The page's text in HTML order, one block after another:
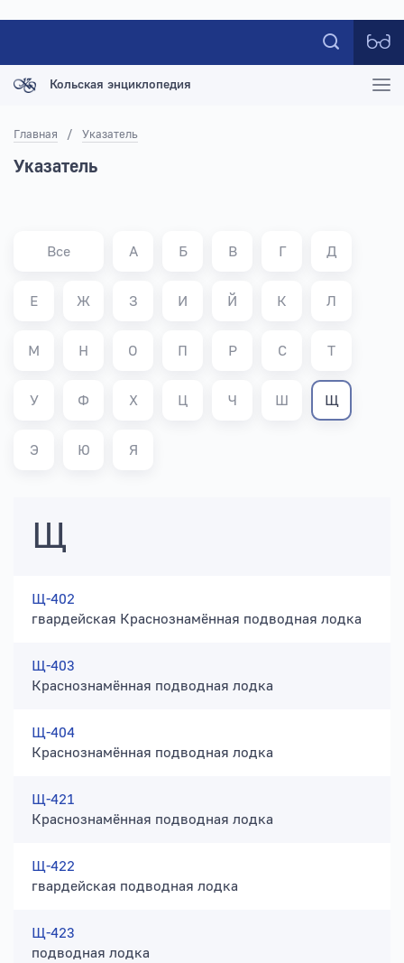
Кольская энциклопедия
Главная / Указатель
Указатель
Все А Б В Г Д
Е Ж З И Й К Л
М Н О П Р С Т
У Ф Х Ц Ч Ш Щ
Э Ю Я
Щ
Щ-402
гвардейская Краснознамённая подводная лодка
Щ-403
Краснознамённая подводная лодка
Щ-404
Краснознамённая подводная лодка
Щ-421
Краснознамённая подводная лодка
Щ-422
гвардейская подводная лодка
Щ-423
подводная лодка